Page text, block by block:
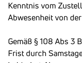
Kenntnis vom
Abwesenheit von
Gemäß § 108 Abs 3
Frist durch